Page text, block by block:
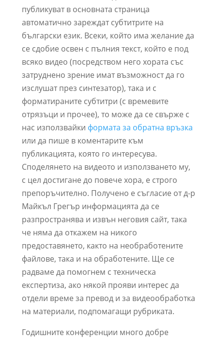
публикуват в основната страница
автоматично зареждат субтитрите на
български език. Всеки, който има желание да
се сдобие освен с пълния текст, който е под
всяко видео (посредством него хората със
затруднено зрение имат възможност да го
изслушат през синтезатор), така и с
форматираните субтитри (с времевите
отрязъци и прочее), то може да се свърже с
нас използвайки формата за обратна връзка
или да пише в коментарите към
публикацията, която го интересува.
Споделянето на видеото и използването му,
с цел достигане до повече хора, е строго
препоръчително. Получено е съгласие от д-р
Майкъл Грегър информацията да се
разпространява и извън неговия сайт, така
че няма да откажем на никого
предоставянето, както на необработените
файлове, така и на обработените. Ще се
радваме да помогнем с техническа
експертиза, ако някой прояви интерес да
отдели време за превод и за видеообработка
на материали, подпомагащи рубриката.
Годишните конференции много добре